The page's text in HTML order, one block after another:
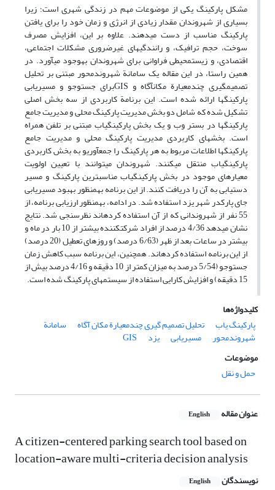
مشکل پارکینگ یکی از موضوعات مهم در زندگی شهری است؛ زیرا
بسیاری از شهروندان مقدار زیادی از انرژی و زمان خود را برای یافتن
پارکینگ مناسب از دست می‏دهند. علاوه بر این، افزایش مصرف
سوخت، حجم ترافیک، و رانندگی‏های غیرضروری مشکلات اجتماعی،
اقتصادی، و زیست‏محیطی فراوانی برای شهروندان به‏وجود می‏آورد. در
همین راستا، در این مقاله یک سامانة شهروندمحور مبتنی بر تحلیل
تصمیم‏گیری چندمعیارة مکان‏آگاه و GISبرای جست‏وجو و مسیریابی
پارکینگ‏ها ارائه شده است. این برنامة کاربردی از سه بخش اصلی
تشکیل شده که شامل دو بخش مدیریت پارکینگ محلی و مدیریت جامع
پارکینگ‏ها در بستر وب و یک بخش پارکینگ‏یاب مبتنی بر تلفن همراه
است. بخش‏های کاربردی‏ مدیریت پارکینگ محلی و مدیریت جامع
پارکینگ‏ها اطلاعات مربوط به هر پارکینگ را جمع‏آوریو به بخش کاربردی
پارکینگ‏یاب منتقل می‏کنند. شهروندان می‏توانند با تعیین اولویت
معیارهای موجود در بخش پارکینگ‏یاب مناسب‏ترین پارکینگ و مسیر
دست‏یابی به آن را دریافت کنند. از این برنامه به‏منظور بهبود مسیریابی
جای پارکدر شهر یزد استفاده شد. در ادامه، به‏منظور ارزیابی برنامه، از
55 نفر از شهروندانی که از آن استفاده کرده‏اند نظرسنجی شد. نتایج
نشان می‏دهد 4/36 درصد از افراد شرکت‏کننده بیشتر از 10 بار در ماه و
بیشتر در ساعات بعد از ظهر (6/63 درصد) و روزهای تعطیل (20 درصد)
از این برنامه استفاده کرده‏اند. همچنین، این برنامه سبب کاهش زمان
جست‏وجو (5/54 درصد به میزان کمتر از 10 دقیقه و 4/16 درصد بیش از
15 دقیقه) و افزایش کارایی استفاده از سیستم‏های پارکینگ شده است.
کلیدواژه‌ها
پارکینگ ‏یاب
تحلیل تصمیم ‏گیری چندمعیارة مکان ‏آگاه سامانة
شهروندمحور مسیریابی یزد
GIS
موضوعات
حمل و نقل
عنوان مقاله English
A citizen-centered parking search tool based on
location-aware multi-criteria decision analysis
نویسندگان English